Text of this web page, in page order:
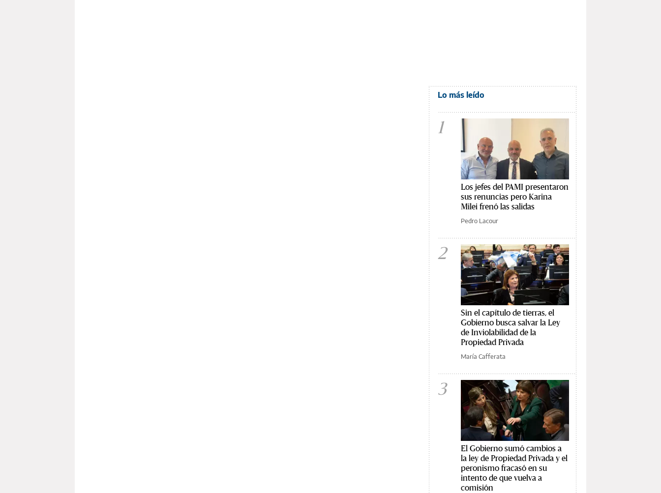
Lo más leído
1
Los jefes del PAMI presentaron
sus renuncias pero Karina
Milei frenó las salidas
Pedro Lacour
2
Sin el capítulo de tierras, el
Gobierno busca salvar la Ley
de Inviolabilidad de la
Propiedad Privada
María Cafferata
3
El Gobierno sumó cambios a
la ley de Propiedad Privada y el
peronismo fracasó en su
intento de que vuelva a
comisión